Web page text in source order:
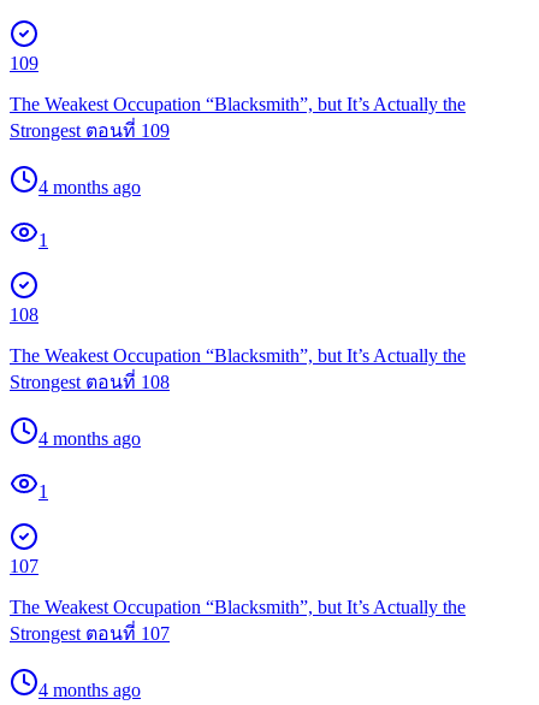
109
The Weakest Occupation “Blacksmith”, but It’s Actually the
Strongest ตอนที่ 109
4 months ago
1
108
The Weakest Occupation “Blacksmith”, but It’s Actually the
Strongest ตอนที่ 108
4 months ago
1
107
The Weakest Occupation “Blacksmith”, but It’s Actually the
Strongest ตอนที่ 107
4 months ago